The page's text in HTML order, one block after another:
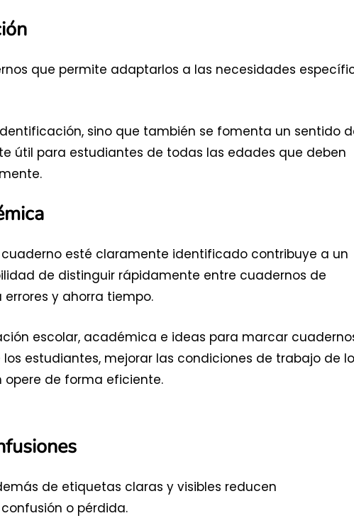
que permite adaptarlos a las necesidades
sino que también se fomenta un sentido
útil para estudiantes de todas las edades que deben
esté claramente identificado contribuye a un
de distinguir rápidamente entre cuadernos de
y ahorra tiempo.
escolar, académica e ideas para marcar
estudiantes, mejorar las condiciones de trabajo de
de forma eficiente.
de etiquetas claras y visibles reducen
o pérdida.